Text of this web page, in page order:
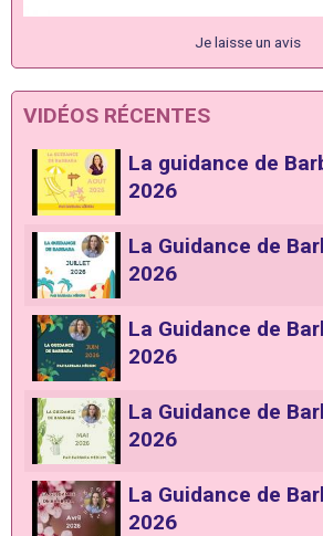
Je laisse un avis
VIDÉOS RÉCENTES
La guidance de
2026
La Guidance de
2026
La Guidance de
2026
La Guidance de
2026
La Guidance de
2026